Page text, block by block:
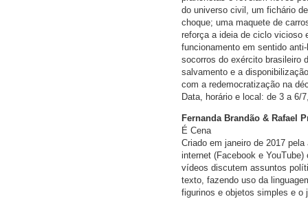
do universo civil, um fichário
choque; uma maquete de
reforça a ideia de ciclo vicioso
funcionamento em sentido
socorros do exército brasileiro
salvamento e a
com a redemocratização na
Data, horário e local: de 3 a 6/
Fernanda Brandão & Rafael
É Cena
Criado em janeiro de 2017
internet (Facebook e
vídeos discutem assuntos
texto, fazendo uso da
figurinos e objetos simples e o